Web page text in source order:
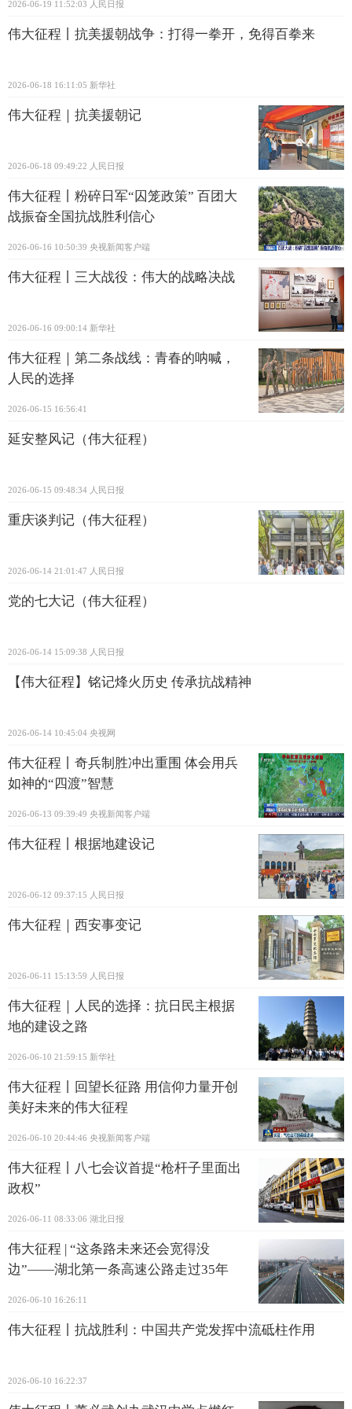
2026-06-19 11:52:03 人民日报
伟大征程丨抗美援朝战争：打得一拳开，免得百拳来
2026-06-18 16:11:05 新华社
伟大征程｜抗美援朝记
2026-06-18 09:49:22 人民日报
伟大征程丨粉碎日军“囚笼政策” 百团大
战振奋全国抗战胜利信心
2026-06-16 10:50:39 央视新闻客户端
伟大征程丨三大战役：伟大的战略决战
2026-06-16 09:00:14 新华社
伟大征程｜第二条战线：青春的呐喊，
人民的选择
2026-06-15 16:56:41
延安整风记（伟大征程）
2026-06-15 09:48:34 人民日报
重庆谈判记（伟大征程）
2026-06-14 21:01:47 人民日报
党的七大记（伟大征程）
2026-06-14 15:09:38 人民日报
【伟大征程】铭记烽火历史 传承抗战精神
2026-06-14 10:45:04 央视网
伟大征程丨奇兵制胜冲出重围 体会用兵
如神的“四渡”智慧
2026-06-13 09:39:49 央视新闻客户端
伟大征程丨根据地建设记
2026-06-12 09:37:15 人民日报
伟大征程｜西安事变记
2026-06-11 15:13:59 人民日报
伟大征程｜人民的选择：抗日民主根据
地的建设之路
2026-06-10 21:59:15 新华社
伟大征程丨回望长征路 用信仰力量开创
美好未来的伟大征程
2026-06-10 20:44:46 央视新闻客户端
伟大征程丨八七会议首提“枪杆子里面出
政权”
2026-06-11 08:33:06 湖北日报
伟大征程 | “这条路未来还会宽得没
边”——湖北第一条高速公路走过35年
2026-06-10 16:26:11
伟大征程丨抗战胜利：中国共产党发挥中流砥柱作用
2026-06-10 16:22:37